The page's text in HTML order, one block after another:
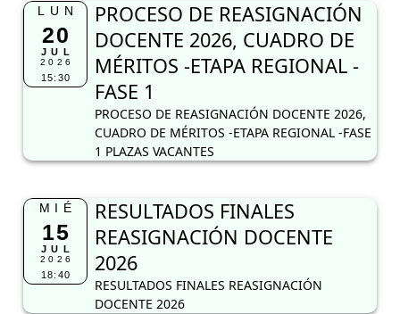
LUN
20
JUL
2026
15:30
PROCESO DE REASIGNACIÓN
DOCENTE 2026, CUADRO DE
MÉRITOS -ETAPA REGIONAL -
FASE 1
PROCESO DE REASIGNACIÓN DOCENTE 2026,
CUADRO DE MÉRITOS -ETAPA REGIONAL -FASE
1 PLAZAS VACANTES
MIÉ
15
JUL
2026
18:40
RESULTADOS FINALES
REASIGNACIÓN DOCENTE
2026
RESULTADOS FINALES REASIGNACIÓN
DOCENTE 2026